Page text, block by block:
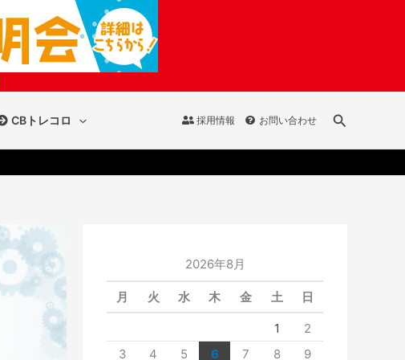
CBトレコロ 採用情報 お問い合わせ
検
2026年8月
月 火 水 木 金 土 日
1
2
3
4 5 6 7 8 9